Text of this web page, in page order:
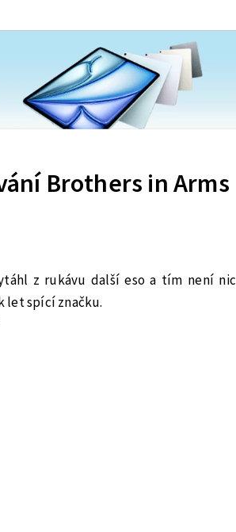
Brothers in Arms
z rukávu další eso a tím není nic
let spící značku.